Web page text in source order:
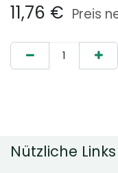
11,76 € Preis
Nützliche Links